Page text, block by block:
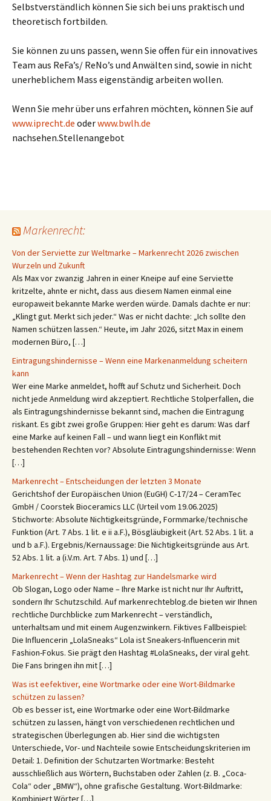
Selbstverständlich können Sie sich bei uns praktisch und
theoretisch fortbilden.
Sie können zu uns passen, wenn Sie offen für ein innovatives
Team aus ReFa’s/ ReNo’s und Anwälten sind, sowie in nicht
unerheblichem Mass eigenständig arbeiten wollen.
Wenn Sie mehr über uns erfahren möchten, können Sie auf
www.iprecht.de oderwww.bwlh.de
nachsehen.Stellenangebot
Markenrecht:
Von der Serviette zur Weltmarke – Markenrecht 2026 zwischen
Wurzeln und Zukunft
Als Max vor zwanzig Jahren in einer Kneipe auf eine Serviette
kritzelte, ahnte er nicht, dass aus diesem Namen einmal eine
europaweit bekannte Marke werden würde. Damals dachte er nur:
„Klingt gut. Merkt sich jeder.“ Was er nicht dachte: „Ich sollte den
Namen schützen lassen.“ Heute, im Jahr 2026, sitzt Max in einem
modernen Büro, […]
Eintragungshindernisse – Wenn eine Markenanmeldung scheitern
kann
Wer eine Marke anmeldet, hofft auf Schutz und Sicherheit. Doch
nicht jede Anmeldung wird akzeptiert. Rechtliche Stolperfallen, die
als Eintragungshindernisse bekannt sind, machen die Eintragung
riskant. Es gibt zwei große Gruppen: Hier geht es darum: Was darf
eine Marke auf keinen Fall – und wann liegt ein Konflikt mit
bestehenden Rechten vor? Absolute Eintragungshindernisse: Wenn
[…]
Markenrecht – Entscheidungen der letzten 3 Monate
Gerichtshof der Europäischen Union (EuGH) C‑17/24 – CeramTec
GmbH / Coorstek Bioceramics LLC (Urteil vom 19.06.2025)
Stichworte: Absolute Nichtigkeitsgründe, Formmarke/technische
Funktion (Art. 7 Abs. 1 lit. e ii a.F.), Bösgläubigkeit (Art. 52 Abs. 1 lit. a
und b a.F.). Ergebnis/Kernaussage: Die Nichtigkeitsgründe aus Art.
52 Abs. 1 lit. a (i.V.m. Art. 7 Abs. 1) und […]
Markenrecht – Wenn der Hashtag zur Handelsmarke wird
Ob Slogan, Logo oder Name – Ihre Marke ist nicht nur Ihr Auftritt,
sondern Ihr Schutzschild. Auf markenrechteblog.de bieten wir Ihnen
rechtliche Durchblicke zum Markenrecht – verständlich,
unterhaltsam und mit einem Augenzwinkern. Fiktives Fallbeispiel:
Die Influencerin „LolaSneaks“ Lola ist Sneakers-Influencerin mit
Fashion-Fokus. Sie prägt den Hashtag #LolaSneaks, der viral geht.
Die Fans bringen ihn mit […]
Was ist eefektiver, eine Wortmarke oder eine Wort-Bildmarke
schützen zu lassen?
Ob es besser ist, eine Wortmarke oder eine Wort-Bildmarke
schützen zu lassen, hängt von verschiedenen rechtlichen und
strategischen Überlegungen ab. Hier sind die wichtigsten
Unterschiede, Vor- und Nachteile sowie Entscheidungskriterien im
Detail: 1. Definition der Schutzarten Wortmarke: Besteht
ausschließlich aus Wörtern, Buchstaben oder Zahlen (z. B. „Coca-
Cola“ oder „BMW“), ohne grafische Gestaltung. Wort-Bildmarke:
Kombiniert Wörter […]